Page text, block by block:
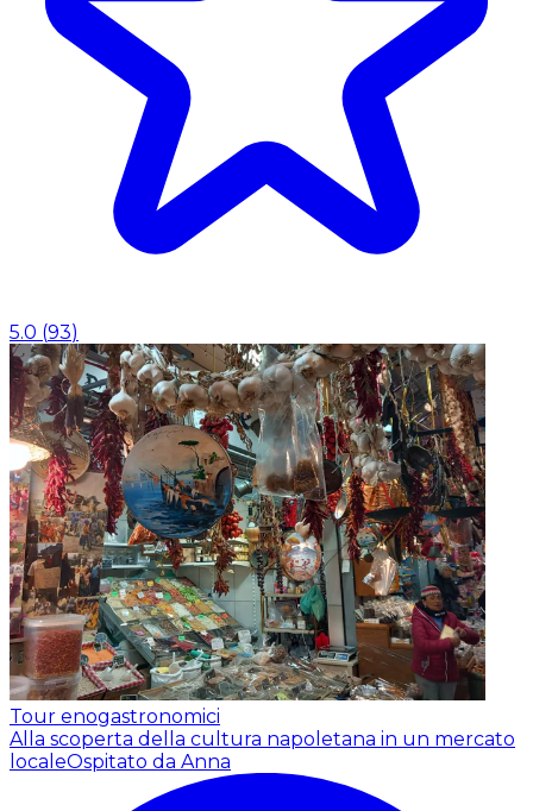
5.0 (93)
Tour enogastronomici
Alla scoperta della cultura napoletana in un mercato
localeOspitato da Anna